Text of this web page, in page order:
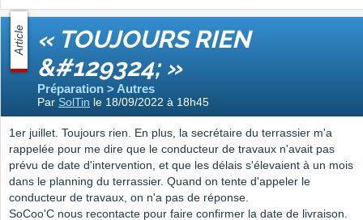
Article « TOUJOURS RIEN
&#129324; »
Préparation > Autres
Par SolTin le 18/09/2022 à 18h45
1er juillet. Toujours rien. En plus, la secrétaire du terrassier m'a
rappelée pour me dire que le conducteur de travaux n'avait pas
prévu de date d'intervention, et que les délais s'élevaient à un mois
dans le planning du terrassier. Quand on tente d'appeler le
conducteur de travaux, on n'a pas de réponse.
SoCoo'C nous recontacte pour faire confirmer la date de livraison.